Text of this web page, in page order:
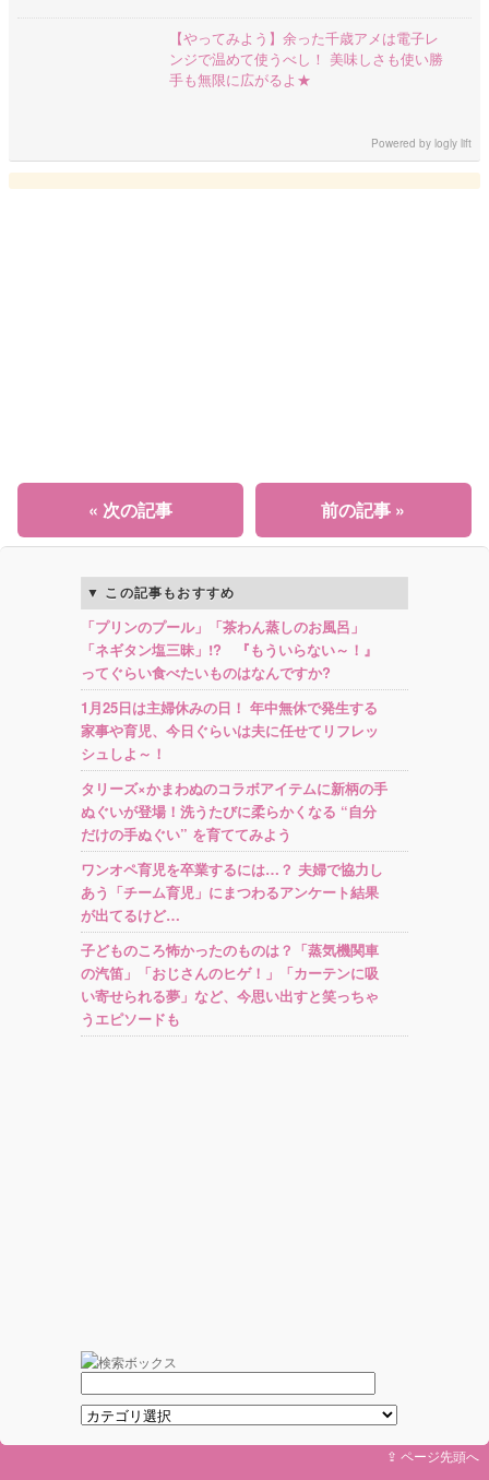
【やってみよう】余った千歳アメは電子レ
ンジで温めて使うべし！ 美味しさも使い勝
手も無限に広がるよ★
Powered bylogly lift
前の記事 »
« 次の記事
この記事もおすすめ
「プリンのプール」「茶わん蒸しのお風呂」
「ネギタン塩三昧」!? 『もういらない～！』
ってぐらい食べたいものはなんですか?
1月25日は主婦休みの日！ 年中無休で発生する
家事や育児、今日ぐらいは夫に任せてリフレッ
シュしよ～！
タリーズ×かまわぬのコラボアイテムに新柄の手
ぬぐいが登場！洗うたびに柔らかくなる “自分
だけの手ぬぐい” を育ててみよう
ワンオペ育児を卒業するには…？ 夫婦で協力し
あう「チーム育児」にまつわるアンケート結果
が出てるけど…
子どものころ怖かったのものは？「蒸気機関車
の汽笛」「おじさんのヒゲ！」「カーテンに吸
い寄せられる夢」など、今思い出すと笑っちゃ
うエピソードも
⇪ ページ先頭へ